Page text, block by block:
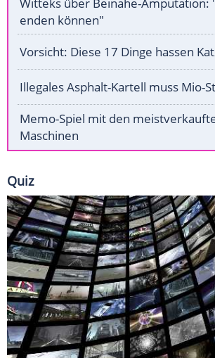
Witteks über Beinahe-Amputation:
enden können"
Vorsicht: Diese 17 Dinge hassen
Illegales Asphalt-Kartell muss Mio-
Memo-Spiel mit den
Maschinen
Quiz